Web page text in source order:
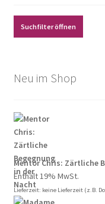
Suchfilter öffnen
Neu im Shop
Mentor Chris: Zärtliche
Enthält 19% MwSt.
Lieferzeit: keine Lieferzeit (z.B.